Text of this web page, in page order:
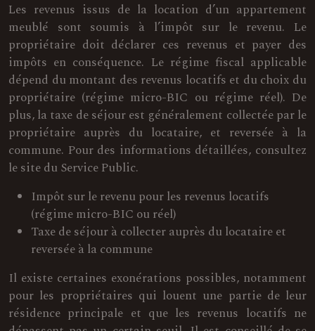
Les revenus issus de la location d’un appartement
meublé sont soumis à l’impôt sur le revenu. Le
propriétaire doit déclarer ces revenus et payer des
impôts en conséquence. Le régime fiscal applicable
dépend du montant des revenus locatifs et du choix du
propriétaire (régime micro-BIC ou régime réel). De
plus, la taxe de séjour est généralement collectée par le
propriétaire auprès du locataire, et reversée à la
commune. Pour des informations détaillées, consultez
le site du Service Public.
Impôt sur le revenu pour les revenus locatifs
(régime micro-BIC ou réel)
Taxe de séjour à collecter auprès du locataire et
reversée à la commune
Il existe certaines exonérations possibles, notamment
pour les propriétaires qui louent une partie de leur
résidence principale et que les revenus locatifs ne